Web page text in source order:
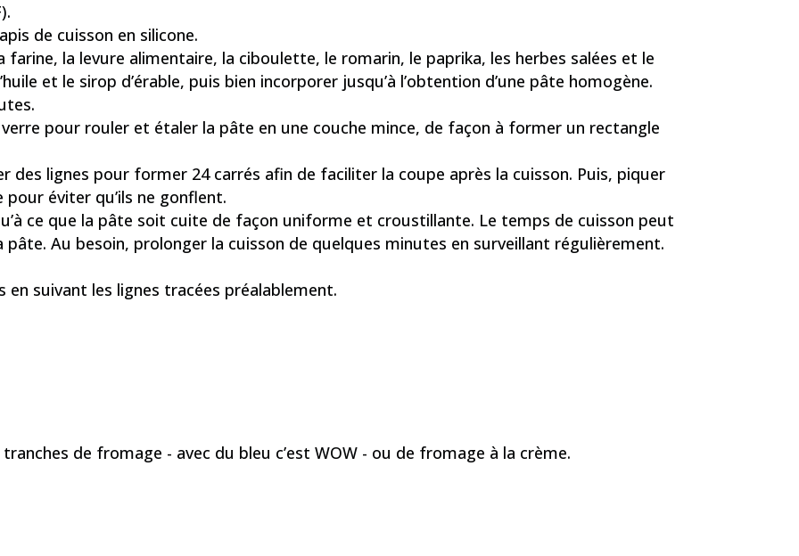
de cuisson en silicone.
farine, la levure alimentaire, la ciboulette, le romarin, le paprika, les herbes salées et le
et le sirop d’érable, puis bien incorporer jusqu’à l’obtention d’une pâte homogène.
pour rouler et étaler la pâte en une couche mince, de façon à former un rectangle
des lignes pour former 24 carrés afin de faciliter la coupe après la cuisson. Puis, piquer
pour éviter qu’ils ne gonflent.
ce que la pâte soit cuite de façon uniforme et croustillante. Le temps de cuisson peut
pâte. Au besoin, prolonger la cuisson de quelques minutes en surveillant régulièrement.
en suivant les lignes tracées préalablement.
de fromage - avec du bleu c’est WOW - ou de fromage à la crème.